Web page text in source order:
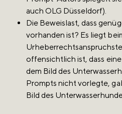
auch OLG Düsseldorf).
Die Beweislast, dass
vorhanden ist? Es liegt
offensichtlich ist, dass
dem Bild des
Prompts nicht vorlegte,
Bild des